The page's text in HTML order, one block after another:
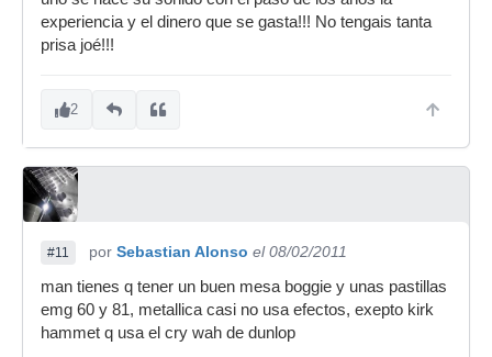
experiencia y el dinero que se gasta!!! No tengais tanta
prisa joé!!!
2
#11 por Sebastian Alonso el 08/02/2011
man tienes q tener un buen mesa boggie y unas pastillas
emg 60 y 81, metallica casi no usa efectos, exepto kirk
hammet q usa el cry wah de dunlop